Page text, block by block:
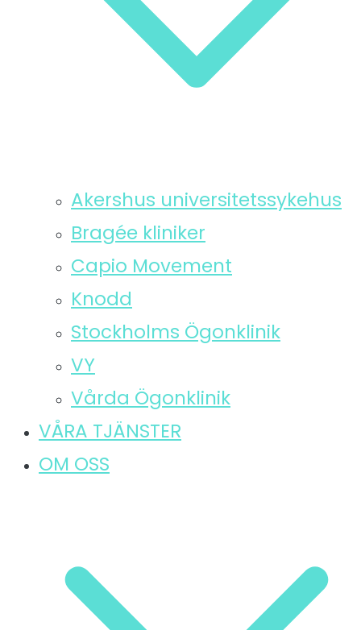
Akershus universitetssykehus
Bragée kliniker
Capio Movement
Knodd
Stockholms Ögonklinik
VY
Vårda Ögonklinik
VÅRA TJÄNSTER
OM OSS